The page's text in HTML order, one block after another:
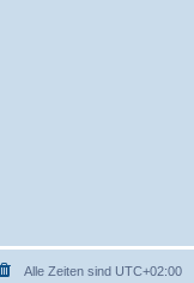
Alle Zeiten sind UTC+02:00